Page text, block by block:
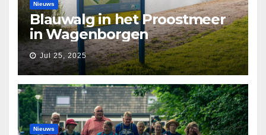
Nieuws
Blauwalg in het Proostmeer
in Wagenborgen
Jul 25, 2025
Nieuws